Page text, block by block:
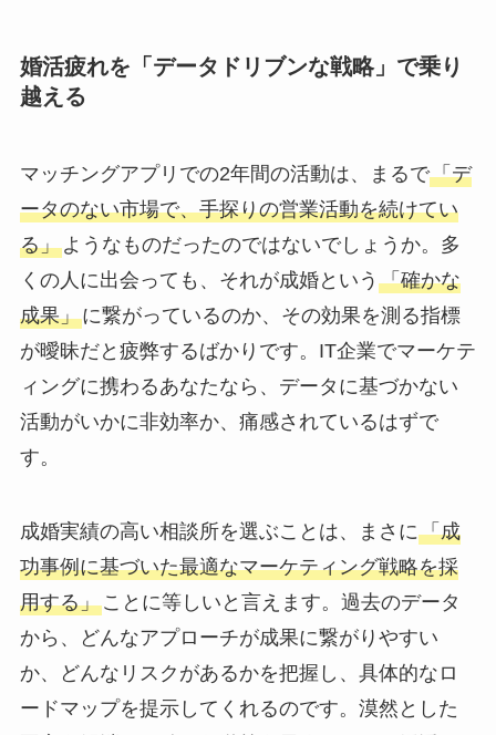
婚活疲れを「データドリブンな戦略」で乗り
越える
マッチングアプリでの2年間の活動は、まるで「デ
ータのない市場で、手探りの営業活動を続けてい
る」ようなものだったのではないでしょうか。多
くの人に出会っても、それが成婚という 「確かな
成果」に繋がっているのか、その効果を測る指標
が曖昧だと疲弊するばかりです。IT企業でマーケテ
ィングに携わるあなたなら、データに基づかない
活動がいかに非効率か、痛感されているはずで
す。
成婚実績の高い相談所を選ぶことは、まさに「成
功事例に基づいた最適なマーケティング戦略を採
用する」ことに等しいと言えます。過去のデータ
から、どんなアプローチが成果に繋がりやすい
か、どんなリスクがあるかを把握し、具体的なロ
ードマップを提示してくれるのです。漠然とした